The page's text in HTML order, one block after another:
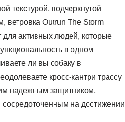
текстурой, подчеркнутой
ветровка Outrun The Storm
для активных людей, которые
в одном
ли вы собаку в
кросс-кантри трассу
надежным защитником,
на достижении